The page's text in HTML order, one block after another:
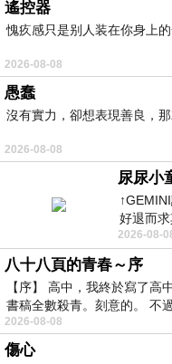
遙控器
愧疚感只是别人装在你身上的
2026-08-08
愚蠢
沒有實力，卻想表現善良，那
2026-08-08
尿尿小
好退而
年人臉孔
2026-08-
八十八頁的青春～序
【序】 高中，我終於寫了
書稿全數殺青。刻意的。 不
2026-08-08
傷心